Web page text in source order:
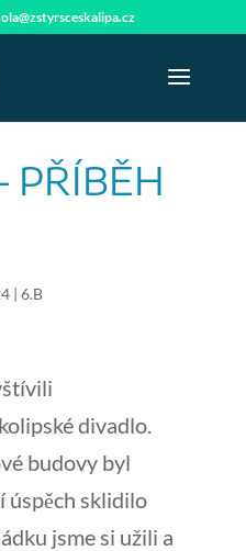
PŘÍBĚH
| 6.B
divadlo.
budovy byl
úspěch sklidilo
jsme si užili a